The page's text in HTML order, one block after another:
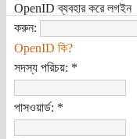
OpenID ব্যবহার করে লগইন
করুন:
OpenID কি?
সদস্য পরিচয়: *
পাসওয়ার্ড: *